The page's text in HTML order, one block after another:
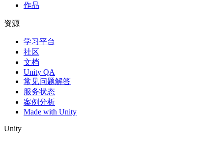
作品
资源
学习平台
社区
文档
Unity QA
常见问题解答
服务状态
案例分析
Made with Unity
Unity